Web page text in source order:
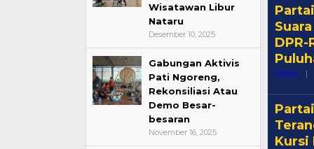
Wisatawan Libur
Nataru
Desember 10, 2025
Gabungan Aktivis
Pati Ngoreng,
Rekonsiliasi Atau
Demo Besar-
besaran
November 16, 2025
Politik |
Kursi